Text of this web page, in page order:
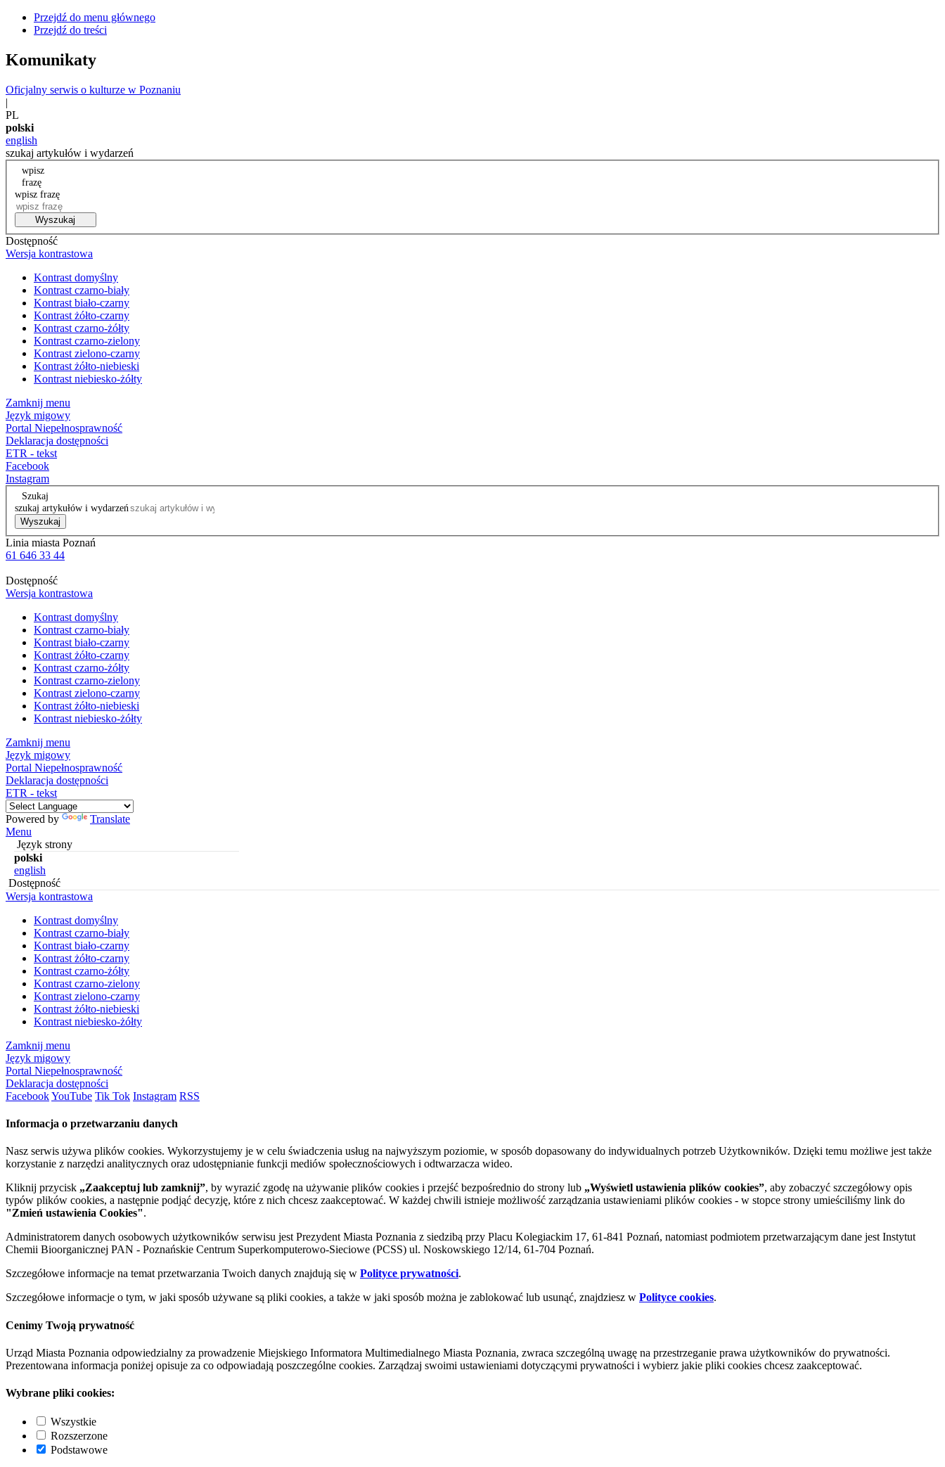
Przejdź do menu głównego
Przejdź do treści
Komunikaty
Oficjalny serwis o kulturze w Poznaniu
|
PL
polski
english
szukaj artykułów i wydarzeń
wpisz
frazę
wpisz frazę
Wyszukaj
Dostępność
Wersja kontrastowa
Kontrast domyślny
Kontrast czarno-biały
Kontrast biało-czarny
Kontrast żółto-czarny
Kontrast czarno-żółty
Kontrast czarno-zielony
Kontrast zielono-czarny
Kontrast żółto-niebieski
Kontrast niebiesko-żółty
Zamknij menu
Język migowy
Portal Niepełnosprawność
Deklaracja dostępności
ETR - tekst
Facebook
Instagram
Szukaj
szukaj artykułów i wydarzeń
Wyszukaj
Linia miasta Poznań
61 646 33 44
Dostępność
Wersja kontrastowa
Kontrast domyślny
Kontrast czarno-biały
Kontrast biało-czarny
Kontrast żółto-czarny
Kontrast czarno-żółty
Kontrast czarno-zielony
Kontrast zielono-czarny
Kontrast żółto-niebieski
Kontrast niebiesko-żółty
Zamknij menu
Język migowy
Portal Niepełnosprawność
Deklaracja dostępności
ETR - tekst
Powered by
Translate
Menu
Język strony
polski
english
Dostępność
Wersja kontrastowa
Kontrast domyślny
Kontrast czarno-biały
Kontrast biało-czarny
Kontrast żółto-czarny
Kontrast czarno-żółty
Kontrast czarno-zielony
Kontrast zielono-czarny
Kontrast żółto-niebieski
Kontrast niebiesko-żółty
Zamknij menu
Język migowy
Portal Niepełnosprawność
Deklaracja dostępności
FacebookYouTube Tik Tok Instagram RSS
Informacja o przetwarzaniu danych
Nasz serwis używa plików cookies. Wykorzystujemy je w celu świadczenia usług na najwyższym poziomie, w sposób dopasowany do indywidualnych potrzeb Użytkowników. Dzięki temu możliwe jest także
korzystanie z narzędzi analitycznych oraz udostępnianie funkcji mediów społecznościowych i odtwarzacza wideo.
Kliknij przycisk „Zaakceptuj lub zamknij”, by wyrazić zgodę na używanie plików cookies i przejść bezpośrednio do strony lub „Wyświetl ustawienia plików cookies”, aby zobaczyć szczegółowy opis
typów plików cookies, a następnie podjąć decyzję, które z nich chcesz zaakceptować. W każdej chwili istnieje możliwość zarządzania ustawieniami plików cookies - w stopce strony umieściliśmy link do
"Zmień ustawienia Cookies".
Administratorem danych osobowych użytkowników serwisu jest Prezydent Miasta Poznania z siedzibą przy Placu Kolegiackim 17, 61-841 Poznań, natomiast podmiotem przetwarzającym dane jest Instytut
Chemii Bioorganicznej PAN - Poznańskie Centrum Superkomputerowo-Sieciowe (PCSS) ul. Noskowskiego 12/14, 61-704 Poznań.
Szczegółowe informacje na temat przetwarzania Twoich danych znajdują się w Polityce prywatności.
Szczegółowe informacje o tym, w jaki sposób używane są pliki cookies, a także w jaki sposób można je zablokować lub usunąć, znajdziesz w Polityce cookies.
Cenimy Twoją prywatność
Urząd Miasta Poznania odpowiedzialny za prowadzenie Miejskiego Informatora Multimedialnego Miasta Poznania, zwraca szczególną uwagę na przestrzeganie prawa użytkowników do prywatności.
Prezentowana informacja poniżej opisuje za co odpowiadają poszczególne cookies. Zarządzaj swoimi ustawieniami dotyczącymi prywatności i wybierz jakie pliki cookies chcesz zaakceptować.
Wybrane pliki cookies:
Wszystkie
Rozszerzone
Podstawowe